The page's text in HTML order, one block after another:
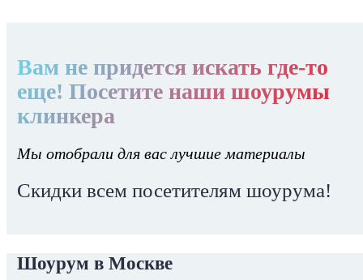
Вам не придется искать где-то
еще! Посетите наши шоурумы
клинкера
Мы отобрали для вас лучшие материалы
Скидки всем посетителям шоурума!
Шоурум в Москве